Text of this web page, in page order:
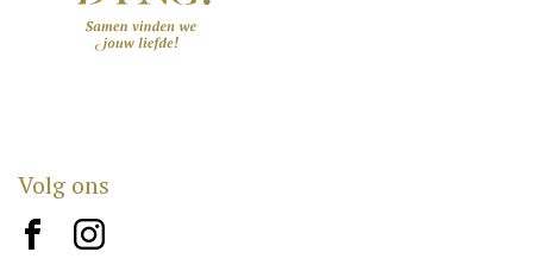
Volg ons
brand10 brand12